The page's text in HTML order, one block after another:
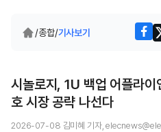
/종합/기사보기
시놀로지, 1U 백업 어플라
호 시장 공략 나선다
2026-07-08 김미혜 기자,